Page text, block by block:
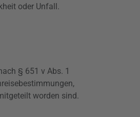
oder Unfall.
§ 651 v Abs. 1
worden sind.